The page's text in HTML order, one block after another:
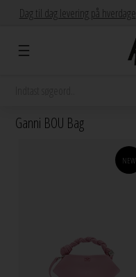
Dag til dag levering på hverdage
Ganni BOU Bag
NEW